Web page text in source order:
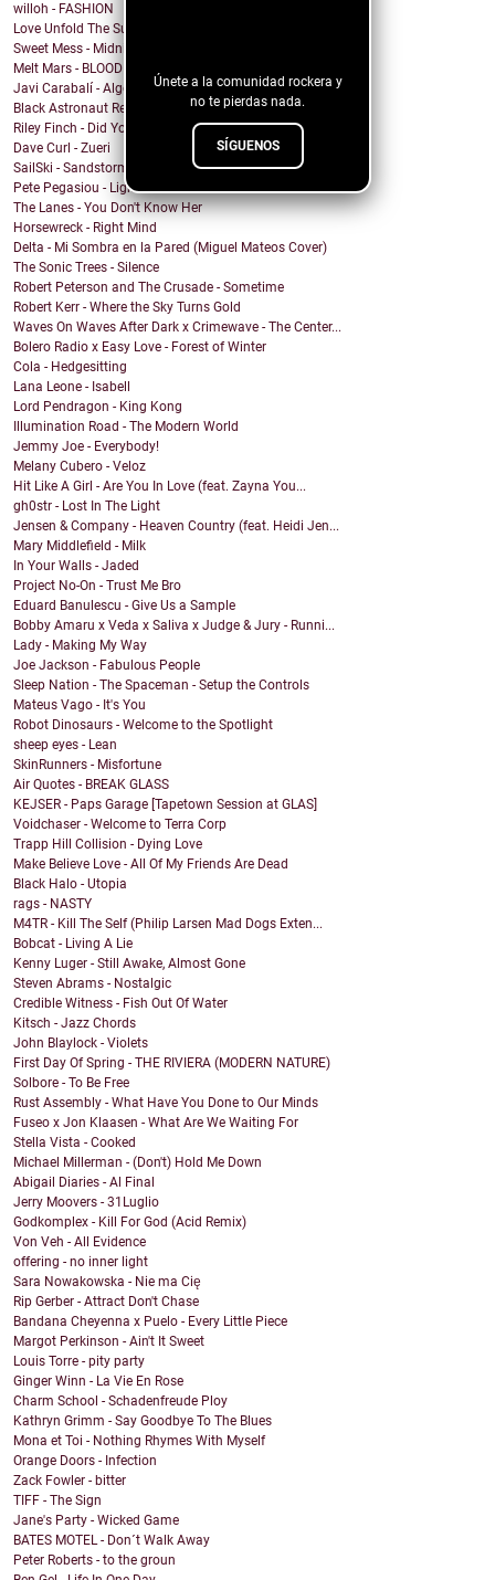
Únete a la comunidad rockera y
no te pierdas nada.
SÍGUENOS
willoh - FASHION
Love Unfold The Sun - Delirium (live)
Sweet Mess - Midnight Knows my Name
Melt Mars - BLOOD MOON
Javi Carabalí - Algo Mágico Javi ...
Black Astronaut Records - ai12die
Riley Finch - Did You Even Flinch?
Dave Curl - Zueri
SailSki - Sandstorm Silence
Pete Pegasiou - Lightbulb Moment
The Lanes - You Don't Know Her
Horsewreck - Right Mind
Delta - Mi Sombra en la Pared (Miguel Mateos Cover)
The Sonic Trees - Silence
Robert Peterson and The Crusade - Sometime
Robert Kerr - Where the Sky Turns Gold
Waves On Waves After Dark x Crimewave - The Center...
Bolero Radio x Easy Love - Forest of Winter
Cola - Hedgesitting
Lana Leone - Isabell
Lord Pendragon - King Kong
Illumination Road - The Modern World
Jemmy Joe - Everybody!
Melany Cubero - Veloz
Hit Like A Girl - Are You In Love (feat. Zayna You...
gh0str - Lost In The Light
Jensen & Company - Heaven Country (feat. Heidi Jen...
Mary Middlefield - Milk
In Your Walls - Jaded
Project No-On - Trust Me Bro
Eduard Banulescu - Give Us a Sample
Bobby Amaru x Veda x Saliva x Judge & Jury - Runni...
Lady - Making My Way
Joe Jackson - Fabulous People
Sleep Nation - The Spaceman - Setup the Controls
Mateus Vago - It's You
Robot Dinosaurs - Welcome to the Spotlight
sheep eyes - Lean
SkinRunners - Misfortune
Air Quotes - BREAK GLASS
KEJSER - Paps Garage [Tapetown Session at GLAS]
Voidchaser - Welcome to Terra Corp
Trapp Hill Collision - Dying Love
Make Believe Love - All Of My Friends Are Dead
Black Halo - Utopia
rags - NASTY
M4TR - Kill The Self (Philip Larsen Mad Dogs Exten...
Bobcat - Living A Lie
Kenny Luger - Still Awake, Almost Gone
Steven Abrams - Nostalgic
Credible Witness - Fish Out Of Water
Kitsch - Jazz Chords
John Blaylock - Violets
First Day Of Spring - THE RIVIERA (MODERN NATURE)
Solbore - To Be Free
Rust Assembly - What Have You Done to Our Minds
Fuseo x Jon Klaasen - What Are We Waiting For
Stella Vista - Cooked
Michael Millerman - (Don't) Hold Me Down
Abigail Diaries - Al Final
Jerry Moovers - 31Luglio
Godkomplex - Kill For God (Acid Remix)
Von Veh - All Evidence
offering - no inner light
Sara Nowakowska - Nie ma Cię
Rip Gerber - Attract Don't Chase
Bandana Cheyenna x Puelo - Every Little Piece
Margot Perkinson - Ain't It Sweet
Louis Torre - pity party
Ginger Winn - La Vie En Rose
Charm School - Schadenfreude Ploy
Kathryn Grimm - Say Goodbye To The Blues
Mona et Toi - Nothing Rhymes With Myself
Orange Doors - Infection
Zack Fowler - bitter
TIFF - The Sign
Jane's Party - Wicked Game
BATES MOTEL - Don´t Walk Away
Peter Roberts - to the groun